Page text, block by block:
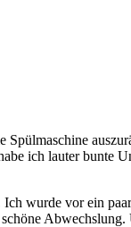
ich lauter bunte
wurde vor ein